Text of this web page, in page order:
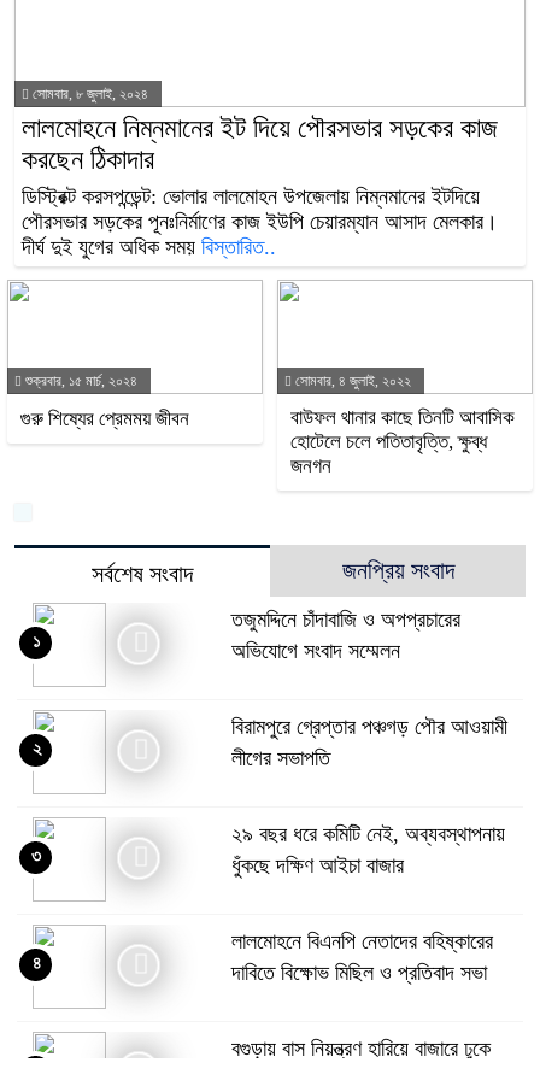
সোমবার, ৮ জুলাই, ২০২৪
লালমোহনে নিম্নমানের ইট দিয়ে পৌরসভার সড়কের কাজ
করছেন ঠিকাদার
ডিস্ট্রিক্ট করসপন্ডেন্ট: ভোলার লালমোহন উপজেলায় নিম্নমানের ইটদিয়ে
পৌরসভার সড়কের পূনঃনির্মাণের কাজ ইউপি চেয়ারম্যান আসাদ মেলকার।
দীর্ঘ দুই যুগের অধিক সময় বিস্তারিত..
শুক্রবার, ১৫ মার্চ, ২০২৪
গুরু শিষ্যের প্রেমময় জীবন
সোমবার, ৪ জুলাই, ২০২২
বাউফল থানার কাছে তিনটি আবাসিক
হোটেলে চলে পতিতাবৃত্তি, ক্ষুব্ধ
জনগন
সর্বশেষ সংবাদ জনপ্রিয় সংবাদ
তজুমদ্দিনে চাঁদাবাজি ও অপপ্রচারের
অভিযোগে সংবাদ সম্মেলন
১
বিরামপুরে গ্রেপ্তার পঞ্চগড় পৌর আওয়ামী
লীগের সভাপতি
২
২৯ বছর ধরে কমিটি নেই, অব্যবস্থাপনায়
ধুঁকছে দক্ষিণ আইচা বাজার
৩
লালমোহনে বিএনপি নেতাদের বহিষ্কারের
দাবিতে বিক্ষোভ মিছিল ও প্রতিবাদ সভা
৪
বগুড়ায় বাস নিয়ন্ত্রণ হারিয়ে বাজারে ঢুকে